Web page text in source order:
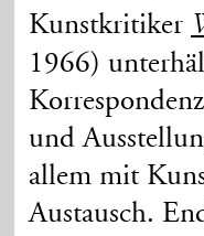
Kunstkritiker
1966)
und
allem mit
Austausch.